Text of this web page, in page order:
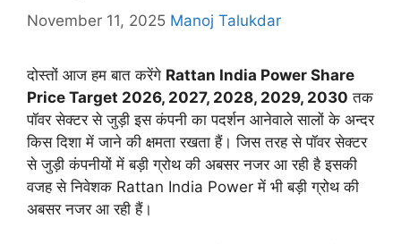
November 11, 2025 Manoj Talukdar
दोस्तों आज हम बात करेंगे Rattan India Power Share
Price Target 2026, 2027, 2028, 2029, 2030 तक
पॉवर सेक्टर से जुड़ी इस कंपनी का पदर्शन आनेवाले सालों के अन्दर
किस दिशा में जाने की क्षमता रखता हैं। जिस तरह से पॉवर सेक्टर
से जुड़ी कंपनीयों में बड़ी ग्रोथ की अबसर नजर आ रही है इसकी
वजह से निवेशक Rattan India Power में भी बड़ी ग्रोथ की
अबसर नजर आ रही हैं।